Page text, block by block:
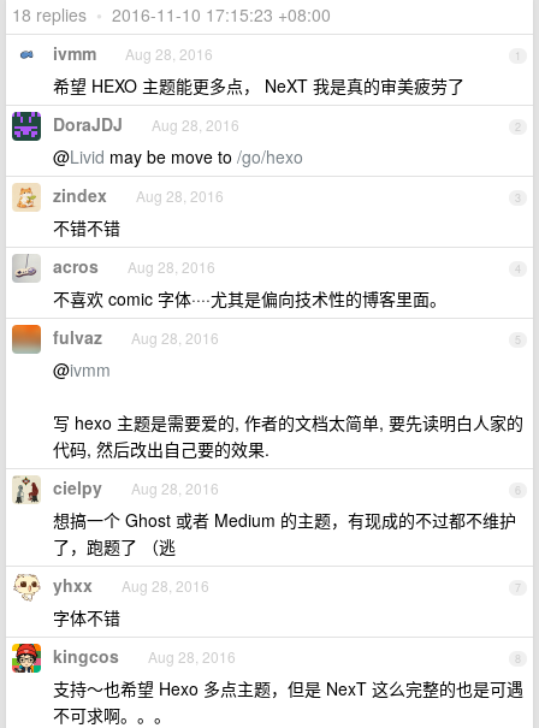
18 replies • 2016-11-10 17:15:23 +08:00
1
ivmm Aug 28, 2016
希望 HEXO 主题能更多点， NeXT 我是真的审美疲劳了
2
DoraJDJ Aug 28, 2016
@Livid may be move to /go/hexo
3
zindex Aug 28, 2016
不错不错
4
acros Aug 28, 2016
不喜欢 comic 字体····尤其是偏向技术性的博客里面。
5
fulvaz Aug 28, 2016
@ivmm
写 hexo 主题是需要爱的, 作者的文档太简单, 要先读明白人家的
代码, 然后改出自己要的效果.
6
cielpy Aug 28, 2016
想搞一个 Ghost 或者 Medium 的主题，有现成的不过都不维护
了，跑题了 （逃
7
yhxx Aug 28, 2016
字体不错
8
kingcos Aug 28, 2016
支持～也希望 Hexo 多点主题，但是 NexT 这么完整的也是可遇
不可求啊。。。